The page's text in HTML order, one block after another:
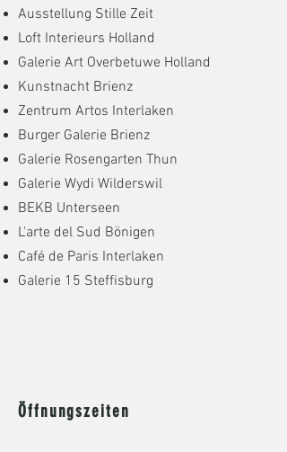
Ausstellung Stille Zeit
Loft Interieurs Holland
Galerie Art Overbetuwe Holland
Kunstnacht Brienz
Zentrum Artos Interlaken
Burger Galerie Brienz
Galerie Rosengarten Thun
Galerie Wydi Wilderswil
BEKB Unterseen
L'arte del Sud Bönigen
Café de Paris Interlaken
Galerie 15 Steffisburg
Öffnungszeiten